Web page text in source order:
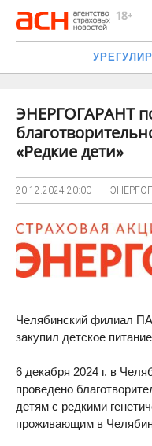
ЭНЕРГОГАРАНТ
«Редкие дети»
20.12.2024 20:00
Челябинский филиал
закупил детское
6 декабря 2024 г. в
проведено
детям с редкими
проживающим в